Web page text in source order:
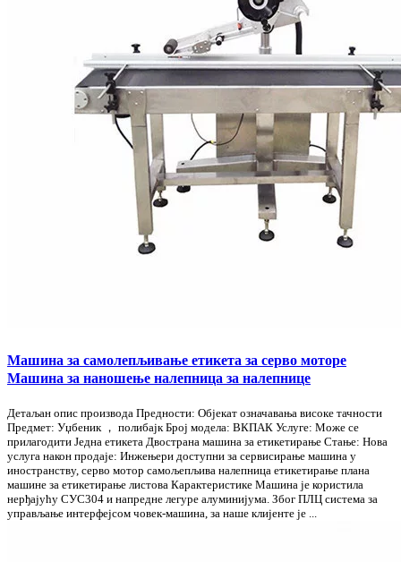
Машина за самолепљивање етикета за серво моторе
Машина за наношење налепница за налепнице
Детаљан опис производа Предности: Објекат означавања високе тачности
Предмет: Уџбеник ， полибајк Број модела: ВКПАК Услуге: Може се
прилагодити Једна етикета Двострана машина за етикетирање Стање: Нова
услуга након продаје: Инжењери доступни за сервисирање машина у
иностранству, серво мотор самољепљива налепница етикетирање плана
машине за етикетирање листова Карактеристике Машина је користила
нерђајућу СУС304 и напредне легуре алуминијума. Због ПЛЦ система за
управљање интерфејсом човек-машина, за наше клијенте је ...